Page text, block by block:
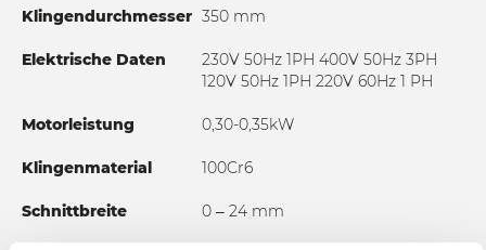
Klingendurchmesser 350 mm
Elektrische Daten
230V 50Hz 1PH 400V 50Hz 3PH
120V 50Hz 1PH 220V 60Hz 1 PH
Motorleistung 0,30-0,35kW
Klingenmaterial 100Cr6
Schnittbreite 0 – 24 mm